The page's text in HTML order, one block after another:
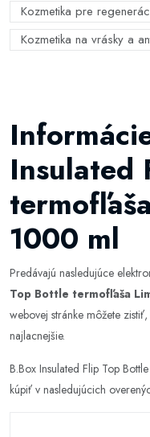
Kozmetika pre
Kozmetika na vrásky a
Insulated
1000 ml
Predávajú nasledujúce
Top Bottle termofľaša
webovej stránke môžete
najlacnejšie.
B.Box Insulated Flip Top
kúpiť v nasledujúcich